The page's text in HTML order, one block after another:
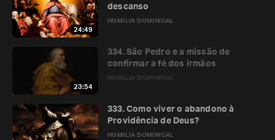
24:49
HOMILIA DOMINICAL
descanso
23:54
HOMILIA DOMINICAL
334. São Pedro e a missão de
confirmar a fé dos irmãos
HOMILIA DOMINICAL
333. Como viver o abandono à
Providência de Deus?